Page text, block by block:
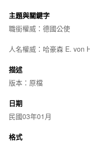
主題與關鍵字
職銜權威：德國公使
人名權威：哈豪森 E. von
描述
版本：原檔
日期
民國03年01月
格式